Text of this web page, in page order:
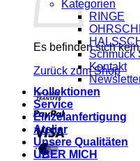
Es befinden sich
Zurück zum Shop
Bank
Transfer
PayPal
Visa
MasterCard
Kategorien
RINGE
Schmuck
Kontakt
Kollektionen
Service
Einzelanfertigung
Atelier
Unsere Qualitäten
ÜBER MICH